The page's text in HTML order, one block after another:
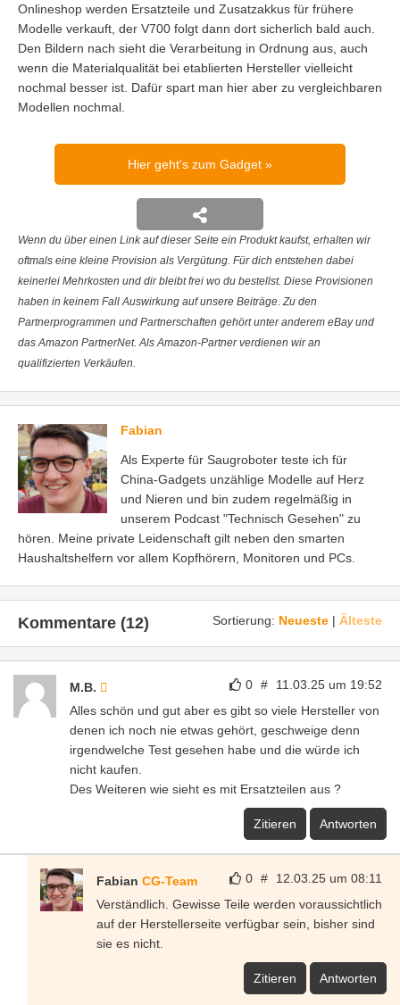
Onlineshop werden Ersatzteile und Zusatzakkus für frühere
Modelle verkauft, der V700 folgt dann dort sicherlich bald auch.
Den Bildern nach sieht die Verarbeitung in Ordnung aus, auch
wenn die Materialqualität bei etablierten Hersteller vielleicht
nochmal besser ist. Dafür spart man hier aber zu vergleichbaren
Modellen nochmal.
Hier geht's zum Gadget
Wenn du über einen Link auf dieser Seite ein Produkt kaufst, erhalten wir
oftmals eine kleine Provision als Vergütung. Für dich entstehen dabei
keinerlei Mehrkosten und dir bleibt frei wo du bestellst. Diese Provisionen
haben in keinem Fall Auswirkung auf unsere Beiträge. Zu den
Partnerprogrammen und Partnerschaften gehört unter anderem eBay und
das Amazon PartnerNet. Als Amazon-Partner verdienen wir an
qualifizierten Verkäufen.
Fabian
Als Experte für Saugroboter teste ich für
China-Gadgets unzählige Modelle auf Herz
und Nieren und bin zudem regelmäßig in
unserem Podcast "Technisch Gesehen" zu
hören. Meine private Leidenschaft gilt neben den smarten
Haushaltshelfern vor allem Kopfhörern, Monitoren und PCs.
Sortierung: Neueste | Älteste
Kommentare (12)
0 # 11.03.25 um 19:52
M.B.
Alles schön und gut aber es gibt so viele Hersteller von
denen ich noch nie etwas gehört, geschweige denn
irgendwelche Test gesehen habe und die würde ich
nicht kaufen.
Des Weiteren wie sieht es mit Ersatzteilen aus ?
Zitieren Antworten
0 # 12.03.25 um 08:11
Fabian CG-Team
Verständlich. Gewisse Teile werden voraussichtlich
auf der Herstellerseite verfügbar sein, bisher sind
sie es nicht.
Zitieren Antworten